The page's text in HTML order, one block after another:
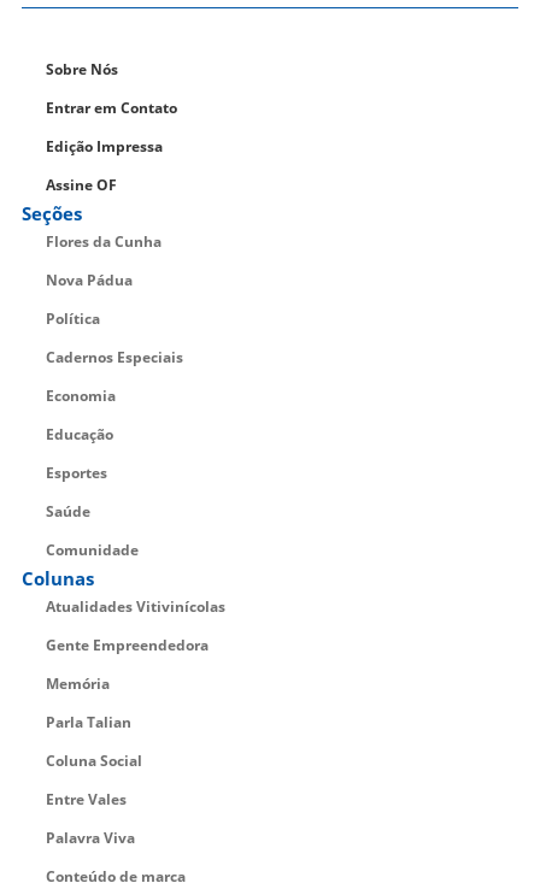
Sobre Nós
Entrar em Contato
Edição Impressa
Assine OF
Seções
Flores da Cunha
Nova Pádua
Política
Cadernos Especiais
Economia
Educação
Esportes
Saúde
Comunidade
Colunas
Atualidades Vitivinícolas
Gente Empreendedora
Memória
Parla Talian
Coluna Social
Entre Vales
Palavra Viva
Conteúdo de marca